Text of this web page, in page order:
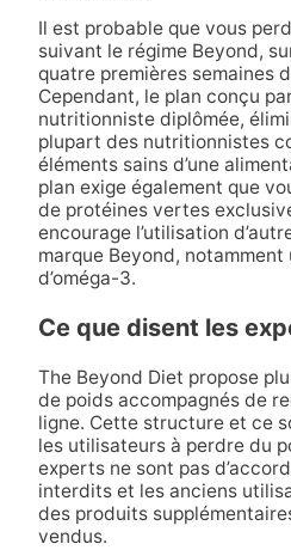
Il est probable que vous
suivant le régime Beyond,
quatre premières semaines
Cependant, le plan conçu
nutritionniste diplômée,
plupart des nutritionnistes
éléments sains d’une
plan exige également que
de protéines vertes
encourage l’utilisation
marque Beyond, notamment
d’oméga-3.
Ce que disent les
The Beyond Diet propose
de poids accompagnés de
ligne. Cette structure et ce
les utilisateurs à perdre du
experts ne sont pas
interdits et les anciens
des produits
vendus.